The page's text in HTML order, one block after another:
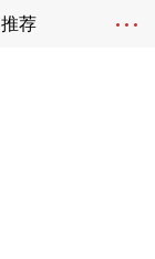
推荐